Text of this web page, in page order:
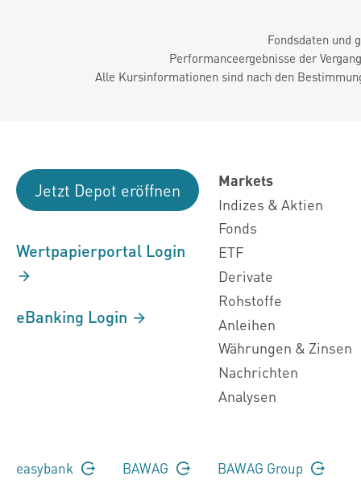
Fondsdaten und
Performanceergebnisse der
Alle Kursinformationen sind nach den
Jetzt Depot eröffnen
Wertpapierportal Login
eBanking Login
Markets
Indizes & Aktien
Fonds
ETF
Derivate
Rohstoffe
Anleihen
Währungen & Zinsen
Nachrichten
Analysen
easybank BAWAG BAWAG Group